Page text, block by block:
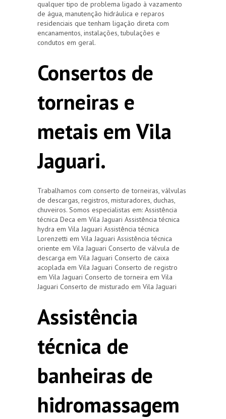
qualquer tipo de problema ligado à vazamento
de água, manutenção hidráulica e reparos
residenciais que tenham ligação direta com
encanamentos, instalações, tubulações e
condutos em geral.
Consertos de
torneiras e
metais em Vila
Jaguari.
Trabalhamos com conserto de torneiras, válvulas
de descargas, registros, misturadores, duchas,
chuveiros. Somos especialistas em: Assistência
técnica Deca em Vila Jaguari Assistência técnica
hydra em Vila Jaguari Assistência técnica
Lorenzetti em Vila Jaguari Assistência técnica
oriente em Vila Jaguari Conserto de válvula de
descarga em Vila Jaguari Conserto de caixa
acoplada em Vila Jaguari Conserto de registro
em Vila Jaguari Conserto de torneira em Vila
Jaguari Conserto de misturado em Vila Jaguari
Assistência
técnica de
banheiras de
hidromassagem